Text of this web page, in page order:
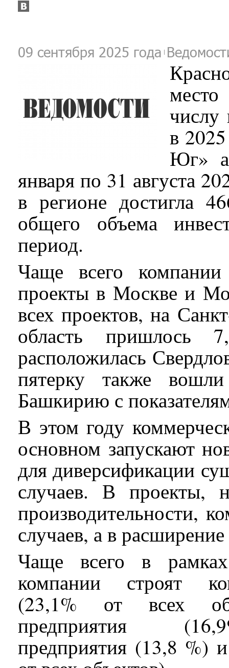
09 сентября 2025 года
числу
в
Юг»
января по 31 августа
в регионе достигла
общего объема
период.
Чаще всего компании
проекты в Москве и
всех проектов, на
область пришлось
расположилась
пятерку также
Башкирию с
В этом году
основном запускают
для диверсификации
случаев. В проекты,
производительности,
случаев, а в
Чаще всего в рамках
компании строят
(23,1% от всех
предприятия
предприятия (13,8 %)